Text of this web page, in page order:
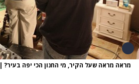
מראה מראה שעל הקיר, מי החנון הכי יפה בעיר? |